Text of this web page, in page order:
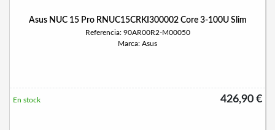
Asus NUC 15 Pro RNUC15CRKI300002 Core 3-100U Slim
Referencia: 90AR00R2-M00050
Marca: Asus
426,90 €
En stock